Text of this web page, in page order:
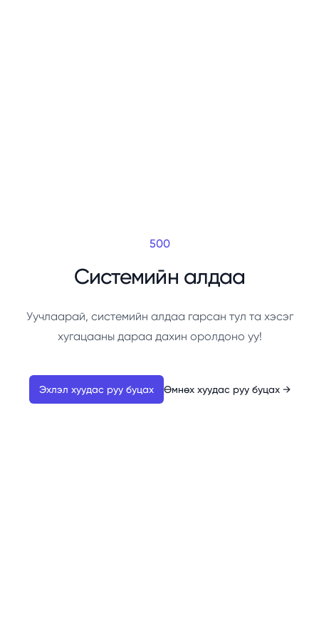
500
Системийн алдаа
Уучлаарай, системийн алдаа гарсан тул та хэсэг
хугацааны дараа дахин оролдоно уу!
Эхлэл хуудас руу буцах Өмнөх хуудас руу буцах →